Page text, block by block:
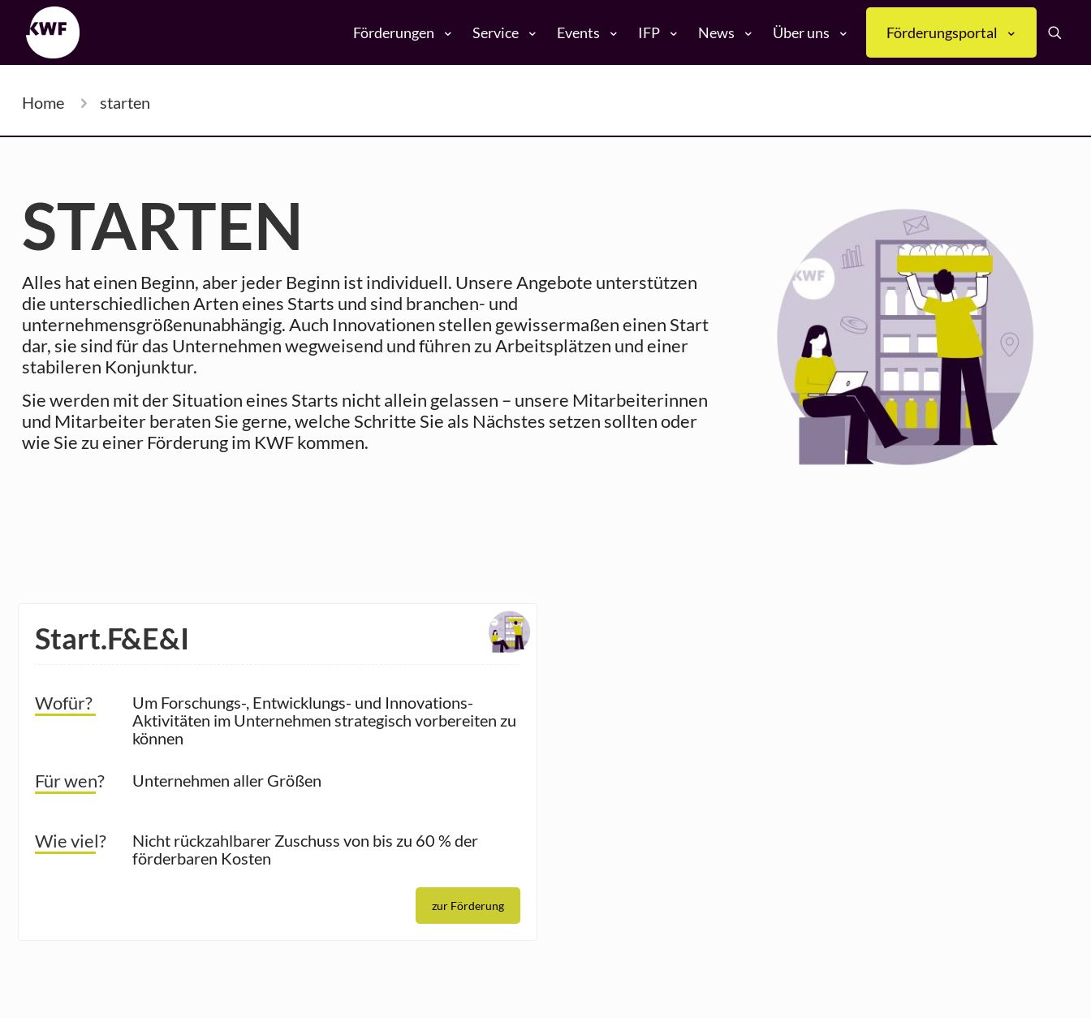
Förderungen Service Events IFP News Über uns Förderungsportal
Home starten
STARTEN
Alles hat einen Beginn, aber jeder Beginn ist individuell. Unsere Angebote unterstützen
die unterschiedlichen Arten eines Starts und sind branchen- und
unternehmensgrößenunabhängig. Auch Innovationen stellen gewissermaßen einen Start
dar, sie sind für das Unternehmen wegweisend und führen zu Arbeitsplätzen und einer
stabileren Konjunktur.
Sie werden mit der Situation eines Starts nicht allein gelassen – unsere Mitarbeiterinnen
und Mitarbeiter beraten Sie gerne, welche Schritte Sie als Nächstes setzen sollten oder
wie Sie zu einer Förderung im KWF kommen.
Start.F&E&I
Wofür?
Um Forschungs-, Entwicklungs- und Innovations-
Aktivitäten im Unternehmen strategisch vorbereiten zu
können
Für wen? Unternehmen aller Größen
Wie viel?
Nicht rückzahlbarer Zuschuss von bis zu 60 % der
förderbaren Kosten
zur Förderung